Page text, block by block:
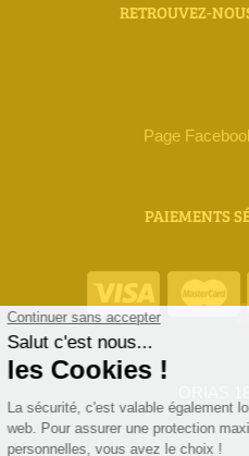
RETROUVEZ-
Page
PAIEMENTS